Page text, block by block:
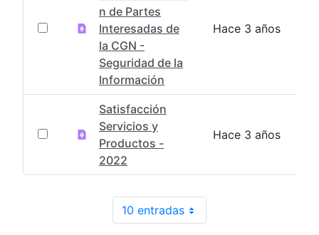
n de Partes
Interesadas de
la CGN -
Seguridad de la
Información
Hace 3 años
Satisfacción
Servicios y
Productos -
2022
Hace 3 años
10 entradasPor página